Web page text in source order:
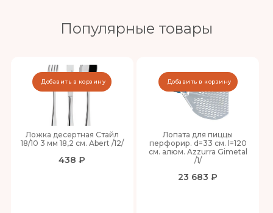
Популярные товары
Ложка десертная Стайл
18/10 3 мм 18,2 см. Abert /12/
438 ₽
Добавить в корзину
Лопата для пиццы
перфорир. d=33 см. l=120
см. алюм. Azzurra Gimetal
/1/
23 683 ₽
Добавить в корзину